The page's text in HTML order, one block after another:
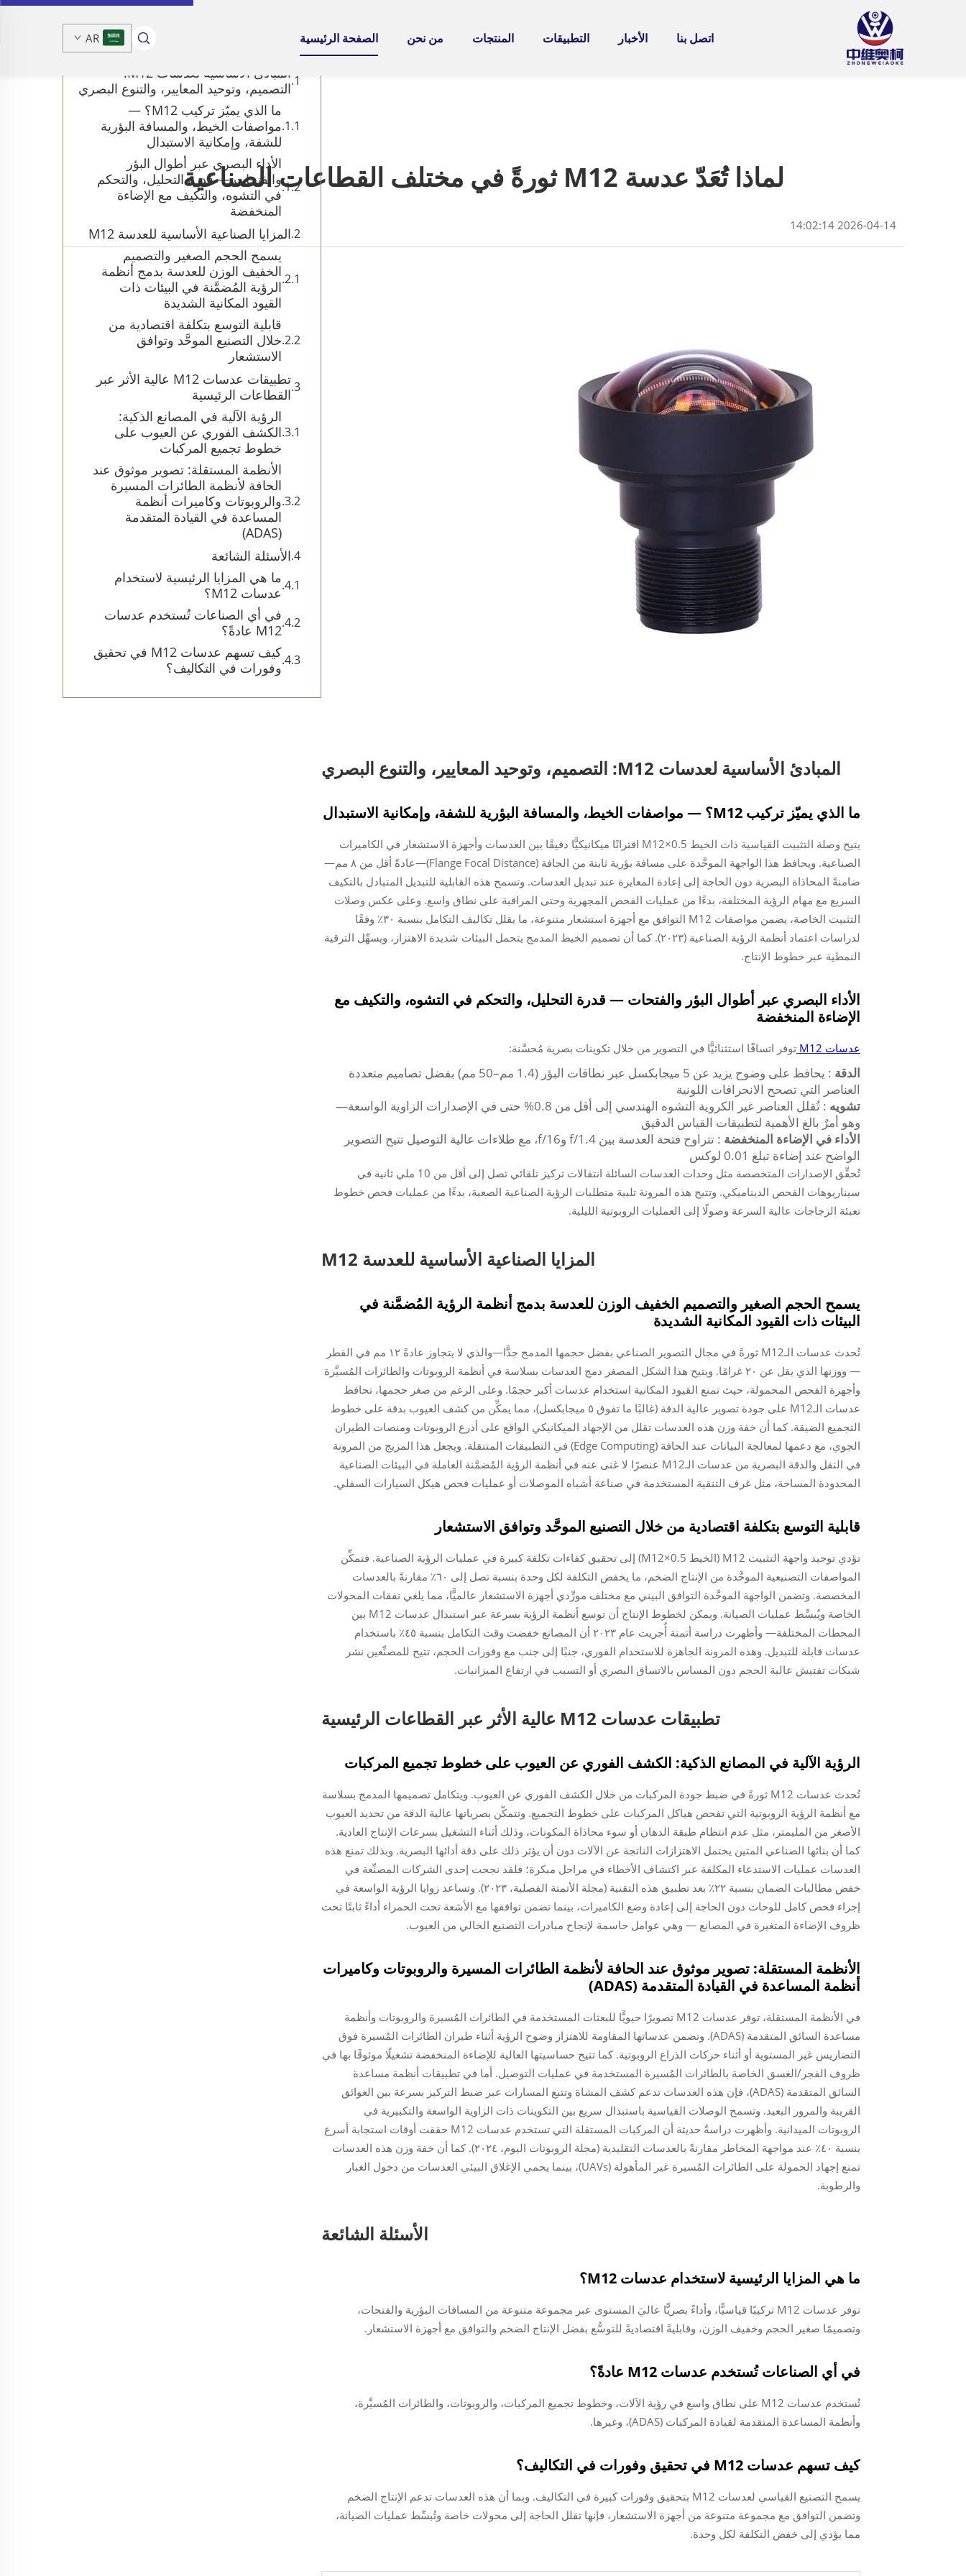
الصفحة الرئيسية من نحن المنتجات التطبيقات الأخبار اتصل بنا AR
لماذا تُعَدّ عدسة M12 ثورةً في مختلف القطاعات الصناعية
2026-04-14 14:02:14
المبادئ الأساسية لعدسات M12: التصميم، وتوحيد المعايير، والتنوع البصري
ما الذي يميّز تركيب M12؟ — مواصفات الخيط، والمسافة البؤرية للشفة، وإمكانية الاستبدال
يتيح وصلة التثبيت القياسية ذات الخيط M12×0.5 اقترانًا ميكانيكيًّا دقيقًا بين العدسات وأجهزة الاستشعار في الكاميرات
الصناعية. ويحافظ هذا الواجهة الموحَّدة على مسافة بؤرية ثابتة من الحافة (Flange Focal Distance)—عادةً أقل من ٨ مم—
ضامنةً المحاذاة البصرية دون الحاجة إلى إعادة المعايرة عند تبديل العدسات. وتسمح هذه القابلية للتبديل المتبادل بالتكيف
السريع مع مهام الرؤية المختلفة، بدءًا من عمليات الفحص المجهرية وحتى المراقبة على نطاق واسع. وعلى عكس وصلات
التثبيت الخاصة، يضمن مواصفات M12 التوافق مع أجهزة استشعار متنوعة، ما يقلل تكاليف التكامل بنسبة ٣٠٪ وفقًا
لدراسات اعتماد أنظمة الرؤية الصناعية (٢٠٢٣). كما أن تصميم الخيط المدمج يتحمل البيئات شديدة الاهتزاز، ويسهِّل الترقية
النمطية عبر خطوط الإنتاج.
الأداء البصري عبر أطوال البؤر والفتحات — قدرة التحليل، والتحكم في التشوه، والتكيف مع
الإضاءة المنخفضة
عدسات M12 توفر اتساقًا استثنائيًّا في التصوير من خلال تكوينات بصرية مُحسَّنة:
الدقة
: يحافظ على وضوح يزيد عن 5 ميجابكسل عبر نطاقات البؤر (1.4 مم–50 مم) بفضل تصاميم متعددة
العناصر التي تصحح الانحرافات اللونية
تشويه
: تُقلل العناصر غير الكروية التشوه الهندسي إلى أقل من 0.8% حتى في الإصدارات الزاوية الواسعة—
وهو أمرٌ بالغ الأهمية لتطبيقات القياس الدقيق
الأداء في الإضاءة المنخفضة
: تتراوح فتحة العدسة بين f/1.4 وf/16، مع طلاءات عالية التوصيل تتيح التصوير
الواضح عند إضاءة تبلغ 0.01 لوكس
تُحقِّق الإصدارات المتخصصة مثل وحدات العدسات السائلة انتقالات تركيز تلقائي تصل إلى أقل من 10 ملي ثانية في
سيناريوهات الفحص الديناميكي. وتتيح هذه المرونة تلبية متطلبات الرؤية الصناعية الصعبة، بدءًا من عمليات فحص خطوط
تعبئة الزجاجات عالية السرعة وصولًا إلى العمليات الروبوتية الليلية.
المزايا الصناعية الأساسية للعدسة M12
يسمح الحجم الصغير والتصميم الخفيف الوزن للعدسة بدمج أنظمة الرؤية المُضمَّنة في
البيئات ذات القيود المكانية الشديدة
تُحدث عدسات الـM12 ثورةً في مجال التصوير الصناعي بفضل حجمها المدمج جدًّا—والذي لا يتجاوز عادةً ١٢ مم في القطر
— ووزنها الذي يقل عن ٢٠ غرامًا. ويتيح هذا الشكل المصغر دمج العدسات بسلاسة في أنظمة الروبوتات والطائرات المُسيَّرة
وأجهزة الفحص المحمولة، حيث تمنع القيود المكانية استخدام عدسات أكبر حجمًا. وعلى الرغم من صغر حجمها، تحافظ
عدسات الـM12 على جودة تصوير عالية الدقة (غالبًا ما تفوق ٥ ميجابكسل)، مما يمكِّن من كشف العيوب بدقة على خطوط
التجميع الضيقة. كما أن خفة وزن هذه العدسات تقلل من الإجهاد الميكانيكي الواقع على أذرع الروبوتات ومنصات الطيران
الجوي، مع دعمها لمعالجة البيانات عند الحافة (Edge Computing) في التطبيقات المتنقلة. ويجعل هذا المزيج من المرونة
في النقل والدقة البصرية من عدسات الـM12 عنصرًا لا غنى عنه في أنظمة الرؤية المُضمَّنة العاملة في البيئات الصناعية
المحدودة المساحة، مثل غرف التنقية المستخدمة في صناعة أشباه الموصلات أو عمليات فحص هيكل السيارات السفلي.
قابلية التوسع بتكلفة اقتصادية من خلال التصنيع الموحَّد وتوافق الاستشعار
تؤدي توحيد واجهة التثبيت M12 (الخيط M12×0.5) إلى تحقيق كفاءات تكلفة كبيرة في عمليات الرؤية الصناعية. فتمكِّن
المواصفات التصنيعية الموحَّدة من الإنتاج الضخم، ما يخفض التكلفة لكل وحدة بنسبة تصل إلى ٦٠٪ مقارنةً بالعدسات
المخصصة. وتضمن الواجهة الموحَّدة التوافق البيني مع مختلف مورِّدي أجهزة الاستشعار عالميًّا، مما يلغي نفقات المحولات
الخاصة ويُبسِّط عمليات الصيانة. ويمكن لخطوط الإنتاج أن توسع أنظمة الرؤية بسرعة عبر استبدال عدسات M12 بين
المحطات المختلفة— وأظهرت دراسة أتمتة أُجريت عام ٢٠٢٣ أن المصانع خفضت وقت التكامل بنسبة ٤٥٪ باستخدام
عدسات قابلة للتبديل. وهذه المرونة الجاهزة للاستخدام الفوري، جنبًا إلى جنب مع وفورات الحجم، تتيح للمصنِّعين نشر
شبكات تفتيش عالية الحجم دون المساس بالاتساق البصري أو التسبب في ارتفاع الميزانيات.
تطبيقات عدسات M12 عالية الأثر عبر القطاعات الرئيسية
الرؤية الآلية في المصانع الذكية: الكشف الفوري عن العيوب على خطوط تجميع المركبات
تُحدث عدسات M12 ثورةً في ضبط جودة المركبات من خلال الكشف الفوري عن العيوب. ويتكامل تصميمها المدمج بسلاسة
مع أنظمة الرؤية الروبوتية التي تفحص هياكل المركبات على خطوط التجميع. وتتمكّن بصرياتها عالية الدقة من تحديد العيوب
الأصغر من المليمتر، مثل عدم انتظام طبقة الدهان أو سوء محاذاة المكونات، وذلك أثناء التشغيل بسرعات الإنتاج العادية.
كما أن بنائها الصناعي المتين يحتمل الاهتزازات الناتجة عن الآلات دون أن يؤثر ذلك على دقة أدائها البصرية. وبذلك تمنع هذه
العدسات عمليات الاستدعاء المكلفة عبر اكتشاف الأخطاء في مراحل مبكرة؛ فلقد نجحت إحدى الشركات المصنِّعة في
خفض مطالبات الضمان بنسبة ٢٢٪ بعد تطبيق هذه التقنية (مجلة الأتمتة الفصلية، ٢٠٢٣). وتساعد زوايا الرؤية الواسعة في
إجراء فحص كامل للوحات دون الحاجة إلى إعادة وضع الكاميرات، بينما تضمن توافقها مع الأشعة تحت الحمراء أداءً ثابتًا تحت
ظروف الإضاءة المتغيرة في المصانع — وهي عوامل حاسمة لإنجاح مبادرات التصنيع الخالي من العيوب.
الأنظمة المستقلة: تصوير موثوق عند الحافة لأنظمة الطائرات المسيرة والروبوتات وكاميرات
أنظمة المساعدة في القيادة المتقدمة (ADAS)
في الأنظمة المستقلة، توفر عدسات M12 تصويرًا حيويًّا للبعثات المستخدمة في الطائرات المُسيرة والروبوتات وأنظمة
مساعدة السائق المتقدمة (ADAS). وتضمن عدساتها المقاومة للاهتزاز وضوح الرؤية أثناء طيران الطائرات المُسيرة فوق
التضاريس غير المستوية أو أثناء حركات الذراع الروبوتية. كما تتيح حساسيتها العالية للإضاءة المنخفضة تشغيلًا موثوقًا بها في
ظروف الفجر/الغسق الخاصة بالطائرات المُسيرة المستخدمة في عمليات التوصيل. أما في تطبيقات أنظمة مساعدة
السائق المتقدمة (ADAS)، فإن هذه العدسات تدعم كشف المشاة وتتبع المسارات عبر ضبط التركيز بسرعة بين العوائق
القريبة والمرور البعيد. وتسمح الوصلات القياسية باستبدال سريع بين التكوينات ذات الزاوية الواسعة والتكبيرية في
الروبوتات الميدانية. وأظهرت دراسةٌ حديثة أن المركبات المستقلة التي تستخدم عدسات M12 حققت أوقات استجابة أسرع
بنسبة ٤٠٪ عند مواجهة المخاطر مقارنةً بالعدسات التقليدية (مجلة الروبوتات اليوم، ٢٠٢٤). كما أن خفة وزن هذه العدسات
تمنع إجهاد الحمولة على الطائرات المُسيرة غير المأهولة (UAVs)، بينما يحمي الإغلاق البيئي العدسات من دخول الغبار
والرطوبة.
الأسئلة الشائعة
ما هي المزايا الرئيسية لاستخدام عدسات M12؟
توفر عدسات M12 تركيبًا قياسيًّا، وأداءً بصريًّا عاليَ المستوى عبر مجموعة متنوعة من المسافات البؤرية والفتحات،
وتصميمًا صغير الحجم وخفيف الوزن، وقابليةً اقتصاديةً للتوسُّع بفضل الإنتاج الضخم والتوافق مع أجهزة الاستشعار.
في أي الصناعات تُستخدم عدسات M12 عادةً؟
تُستخدم عدسات M12 على نطاق واسع في رؤية الآلات، وخطوط تجميع المركبات، والروبوتات، والطائرات المُسيَّرة،
وأنظمة المساعدة المتقدمة لقيادة المركبات (ADAS)، وغيرها.
كيف تسهم عدسات M12 في تحقيق وفورات في التكاليف؟
يسمح التصنيع القياسي لعدسات M12 بتحقيق وفورات كبيرة في التكاليف. وبما أن هذه العدسات تدعم الإنتاج الضخم
وتضمن التوافق مع مجموعة متنوعة من أجهزة الاستشعار، فإنها تقلل الحاجة إلى محولات خاصة وتُبسِّط عمليات الصيانة،
مما يؤدي إلى خفض التكلفة لكل وحدة.
المبادئ الأساسية لعدسات M12:
التصميم، وتوحيد المعايير، والتنوع البصري
ما الذي يميّز تركيب M12؟ —
مواصفات الخيط، والمسافة البؤرية
للشفة، وإمكانية الاستبدال
الأداء البصري عبر أطوال البؤر
والفتحات — قدرة التحليل، والتحكم
في التشوه، والتكيف مع الإضاءة
المنخفضة
المزايا الصناعية الأساسية للعدسة M12
يسمح الحجم الصغير والتصميم
الخفيف الوزن للعدسة بدمج أنظمة
الرؤية المُضمَّنة في البيئات ذات
القيود المكانية الشديدة
قابلية التوسع بتكلفة اقتصادية من
خلال التصنيع الموحَّد وتوافق
الاستشعار
تطبيقات عدسات M12 عالية الأثر عبر
القطاعات الرئيسية
الرؤية الآلية في المصانع الذكية:
الكشف الفوري عن العيوب على
خطوط تجميع المركبات
الأنظمة المستقلة: تصوير موثوق عند
الحافة لأنظمة الطائرات المسيرة
والروبوتات وكاميرات أنظمة
المساعدة في القيادة المتقدمة
(ADAS)
الأسئلة الشائعة
ما هي المزايا الرئيسية لاستخدام
عدسات M12؟
في أي الصناعات تُستخدم عدسات
M12 عادةً؟
كيف تسهم عدسات M12 في تحقيق
وفورات في التكاليف؟